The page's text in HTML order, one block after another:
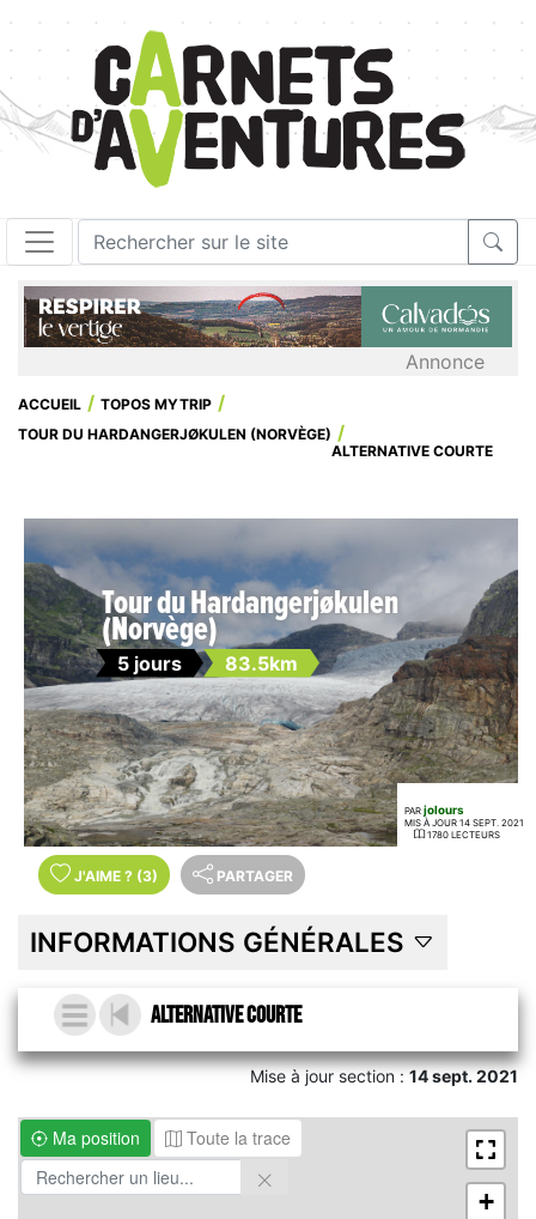
Annonce
ACCUEIL
TOPOS MYTRIP
TOUR DU HARDANGERJØKULEN (NORVÈGE)
ALTERNATIVE COURTE
Tour du Hardangerjøkulen
(Norvège)
5 jours 83.5km
PAR jolours
MIS À JOUR 14 SEPT. 2021
1780 LECTEURS
J'AIME ? (3) PARTAGER
INFORMATIONS GÉNÉRALES
alternative courte
Mise à jour section :14 sept. 2021
Ma position Toute la trace
+